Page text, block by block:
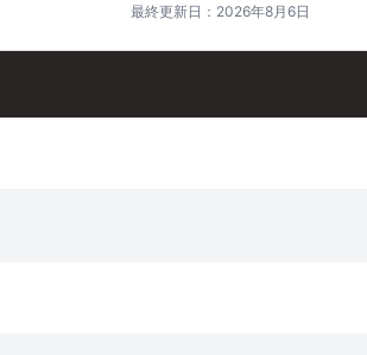
最終更新日：2026年8月6日